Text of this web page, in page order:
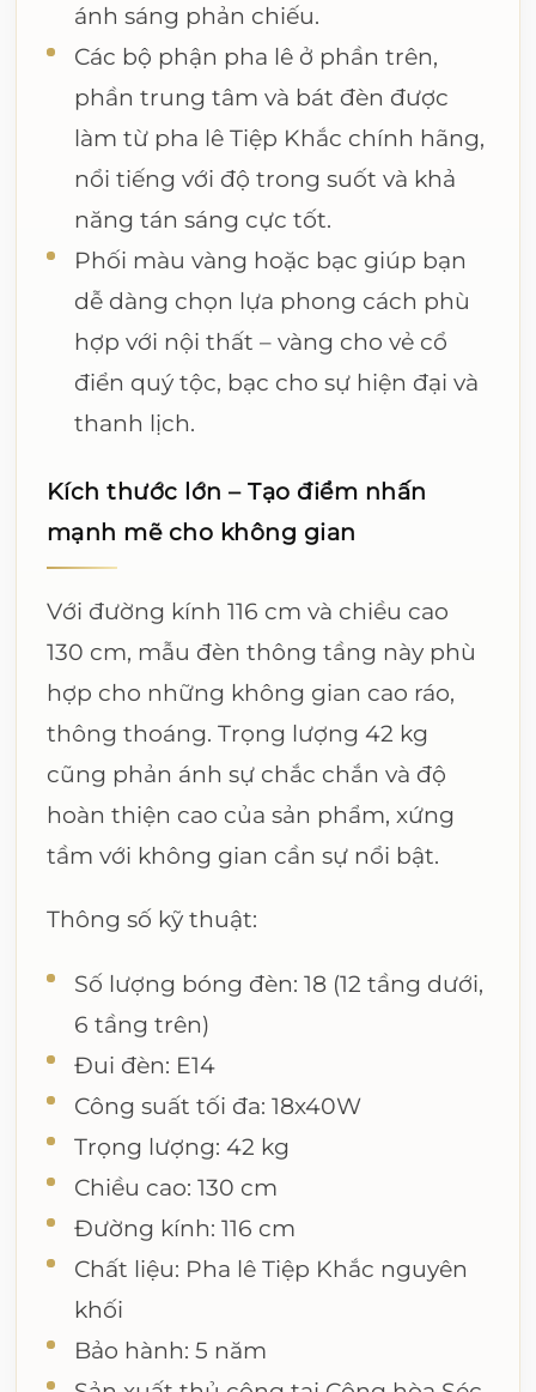
ánh sáng phản chiếu.
Các bộ phận pha lê ở phần trên,
phần trung tâm và bát đèn được
làm từ pha lê Tiệp Khắc chính hãng,
nổi tiếng với độ trong suốt và khả
năng tán sáng cực tốt.
Phối màu vàng hoặc bạc giúp bạn
dễ dàng chọn lựa phong cách phù
hợp với nội thất – vàng cho vẻ cổ
điển quý tộc, bạc cho sự hiện đại và
thanh lịch.
Kích thước lớn – Tạo điểm nhấn
mạnh mẽ cho không gian
Với đường kính 116 cm và chiều cao
130 cm, mẫu đèn thông tầng này phù
hợp cho những không gian cao ráo,
thông thoáng. Trọng lượng 42 kg
cũng phản ánh sự chắc chắn và độ
hoàn thiện cao của sản phẩm, xứng
tầm với không gian cần sự nổi bật.
Thông số kỹ thuật:
Số lượng bóng đèn: 18 (12 tầng dưới,
6 tầng trên)
Đui đèn: E14
Công suất tối đa: 18x40W
Trọng lượng: 42 kg
Chiều cao: 130 cm
Đường kính: 116 cm
Chất liệu: Pha lê Tiệp Khắc nguyên
khối
Bảo hành: 5 năm